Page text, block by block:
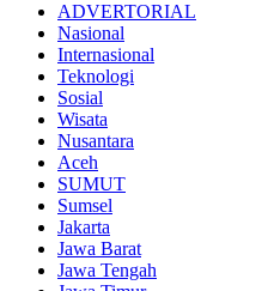
ADVERTORIAL
Nasional
Internasional
Teknologi
Sosial
Wisata
Nusantara
Aceh
SUMUT
Sumsel
Jakarta
Jawa Barat
Jawa Tengah